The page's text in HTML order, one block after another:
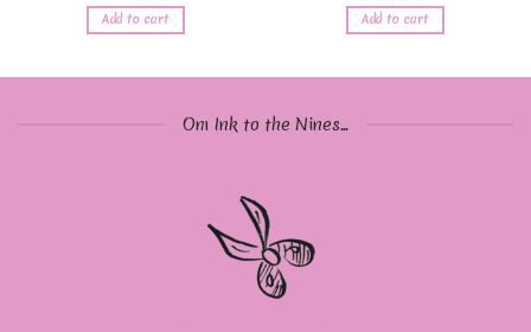
Add to cart Add to cart
Om Ink to the Nines...